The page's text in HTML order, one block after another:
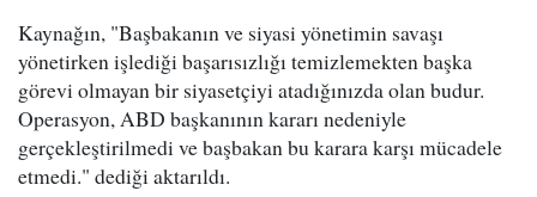
Kaynağın, "Başbakanın ve siyasi yönetimin savaşı
yönetirken işlediği başarısızlığı temizlemekten başka
görevi olmayan bir siyasetçiyi atadığınızda olan budur.
Operasyon, ABD başkanının kararı nedeniyle
gerçekleştirilmedi ve başbakan bu karara karşı mücadele
etmedi." dediği aktarıldı.